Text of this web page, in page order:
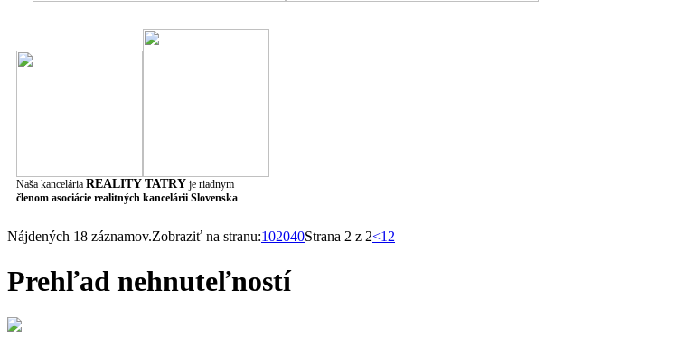
Naša kancelária REALITY TATRY je riadnym
členom asociácie realitných kancelárii Slovenska
Nájdených 18 záznamov.Zobraziť na stranu:102040Strana 2 z 2<1 2
Prehľad nehnuteľností